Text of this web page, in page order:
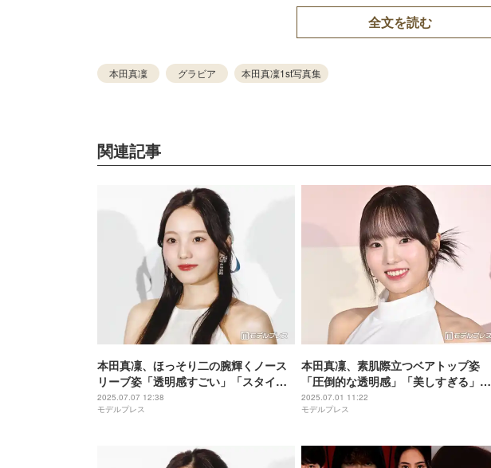
全文を読む
本田真凜 グラビア 本田真凜1st写真集
関連記事
本田真凜、ほっそり二の腕輝くノース
リーブ姿「透明感すごい」「スタイル
抜群」と反響
2025.07.07 12:38
モデルプレス
本田真凜、素肌際立つベアトップ姿
「圧倒的な透明感」「美しすぎる」と
反響
2025.07.01 11:22
モデルプレス